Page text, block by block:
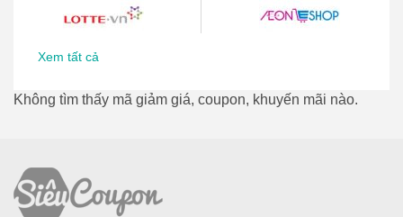
Xem tất cả
Không tìm thấy mã giảm giá, coupon, khuyến mãi nào.